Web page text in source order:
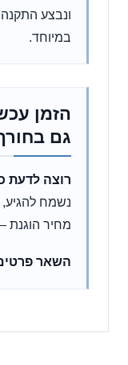
ונבצע
במיוחד.
הזמן
גם
רוצה לדעת
נשמח להגיע,
מחיר הוגנת
השאר